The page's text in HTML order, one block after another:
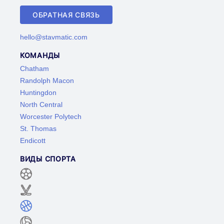
ОБРАТНАЯ СВЯЗЬ
hello@stavmatic.com
КОМАНДЫ
Chatham
Randolph Macon
Huntingdon
North Central
Worcester Polytech
St. Thomas
Endicott
ВИДЫ СПОРТА